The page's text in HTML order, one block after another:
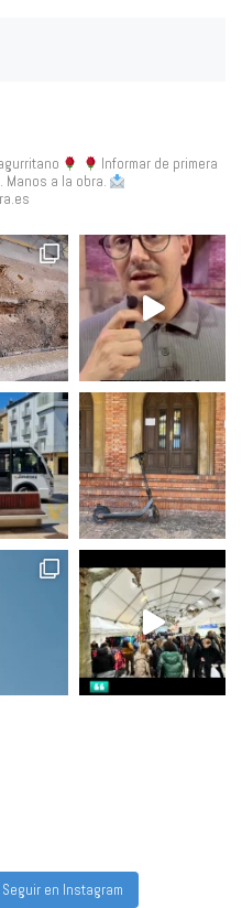
Informar de primera
Manos a la obra.
Seguir en Instagram